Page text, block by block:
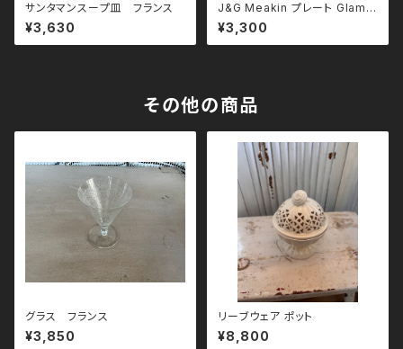
サンタマンスープ皿 フランス
¥3,630
J&G Meakin プレート Glamo
ur Sunflower
¥3,300
その他の商品
グラス フランス
¥3,850
リーブウェア ポット
¥8,800